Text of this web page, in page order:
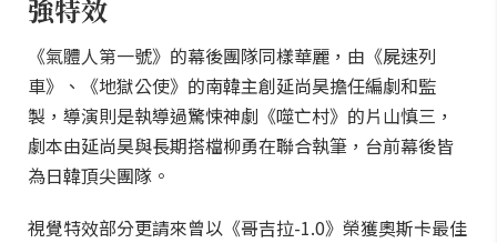
強特效
《氣體人第一號》的幕後團隊同樣華麗，由《屍速列
車》、《地獄公使》的南韓主創延尚昊擔任編劇和監
製，導演則是執導過驚悚神劇《噬亡村》的片山慎三，
劇本由延尚昊與長期搭檔柳勇在聯合執筆，台前幕後皆
為日韓頂尖團隊。
視覺特效部分更請來曾以《哥吉拉-1.0》榮獲奧斯卡最佳